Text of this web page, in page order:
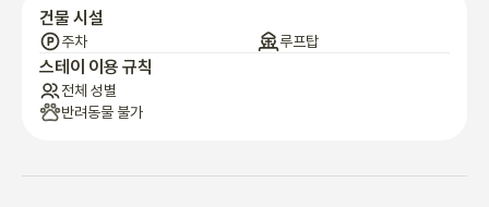
👍 개인적으로 제가 가장 좋아하는 피자 가게는 "작은 피자집"입니
👍 숙박에 대한 추가 정보
건물 시설
주차 루프탑
스테이 이용 규칙
전체 성별
반려동물 불가